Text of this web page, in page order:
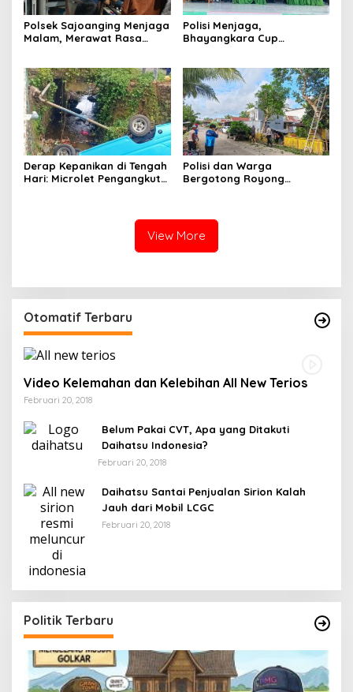
Polsek Sajoanging Menjaga
Malam, Merawat Rasa
Polisi Menjaga,
Bhayangkara Cup
Derap Kepanikan di Tengah
Hari: Microlet Pengangkut
Polisi dan Warga
Bergotong Royong
View More
Otomatif Terbaru
Video Kelemahan dan Kelebihan All New Terios
Februari 20, 2018
Belum Pakai CVT, Apa yang Ditakuti
Daihatsu Indonesia?
Februari 20, 2018
Daihatsu Santai Penjualan Sirion Kalah
Jauh dari Mobil LCGC
Februari 20, 2018
Politik Terbaru